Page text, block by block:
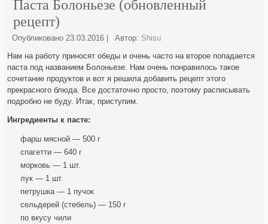
Паста Болоньезе (обновленный
рецепт)
Опубликовано 23.03.2016 Автор: Shisu
Нам на работу приносят обеды и очень часто на второе попадается
паста под названием Болоньезе. Нам очень понравилось такое
сочетание продуктов и вот я решила добавить рецепт этого
прекрасного блюда. Все достаточно просто, поэтому расписывать
подробно не буду. Итак, приступим.
Ингредиенты к пасте:
фарш мясной — 500 г
спагетти — 640 г
морковь — 1 шт.
лук — 1 шт.
петрушка — 1 пучок
сельдерей (стебель) — 150 г
по вкусу чили